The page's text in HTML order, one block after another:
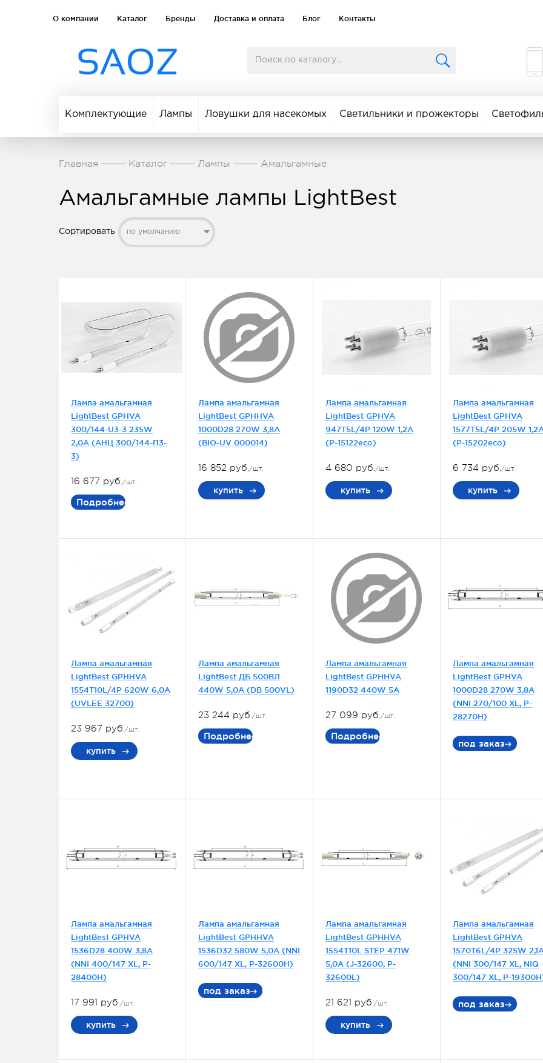
О компании Каталог Бренды Доставка и оплата Блог Контакты
Комплектующие Лампы Ловушки для насекомых Светильники и прожекторы
Главная Каталог Лампы Амальгамные
Амальгамные лампы LightBest
Сортировать по умолчанию
Лампа амальгамная
LightBest GPHVA
300/144-U3-3 235W
2,0A (АНЦ 300/144-П3-
3)
16 677 руб./шт.
Подробнее
Лампа амальгамная
LightBest GPHHVA
1000D28 270W 3,8A
(BIO-UV 000014)
16 852 руб./шт.
купить
Лампа амальгамная
LightBest GPHVA
947T5L/4P 120W 1,2A
(P-15122eco)
4 680 руб./шт.
купить
Лампа амальгамная
LightBest GPHVA
1577T5L/4P 205W
(P-15202eco)
6 734 руб./шт.
купить
Лампа амальгамная
LightBest GPHHVA
1554T10L/4P 620W 6,0A
(UVLEE 32700)
23 967 руб./шт.
купить
Лампа амальгамная
LightBest ДБ 500ВЛ
440W 5,0A (DB 500VL)
23 244 руб./шт.
Подробнее
Лампа амальгамная
LightBest GPHHVA
1190D32 440W 5A
27 099 руб./шт.
Подробнее
Лампа амальгамная
LightBest GPHVA
1000D28 270W 3,8A
(NNI 270/100 XL, P-
28270H)
под заказ
Лампа амальгамная
LightBest GPHVA
1536D28 400W 3,8A
(NNI 400/147 XL, P-
28400H)
17 991 руб./шт.
купить
Лампа амальгамная
LightBest GPHHVA
1536D32 580W 5,0A (NNI
600/147 XL, P-32600H)
под заказ
Лампа амальгамная
LightBest GPHHVA
1554T10L STEP 471W
5,0A (J-32600, P-
32600L)
21 621 руб./шт.
купить
Лампа амальгамная
LightBest GPHVA
1570T6L/4P 325W
(NNI 300/147 XL, NIQ
300/147 XL, P-
под заказ